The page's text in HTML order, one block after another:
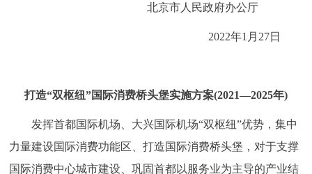
图说互动
绿色北京 图说北京 视频北京
北京市人民政府办公厅
2022年1月27日
打造“双枢纽”国际消费桥头堡实施方案(2021—2025年)
发挥首都国际机场、大兴国际机场“双枢纽”优势，集中
力量建设国际消费功能区、打造国际消费桥头堡，对于支撑
国际消费中心城市建设、巩固首都以服务业为主导的产业结